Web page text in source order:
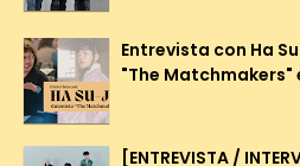
Entrevista con Ha
"The Matchmakers"
[ENTREVISTA /